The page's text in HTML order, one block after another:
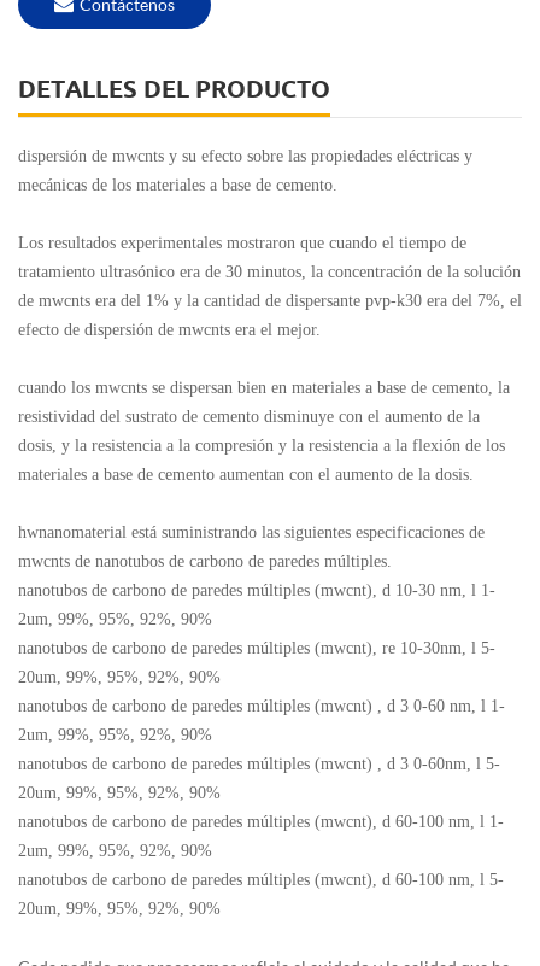
Contáctenos
DETALLES DEL PRODUCTO
dispersión de mwcnts y su efecto sobre las propiedades eléctricas y
mecánicas de los materiales a base de cemento.
Los resultados experimentales mostraron que cuando el tiempo de
tratamiento ultrasónico era de 30 minutos, la concentración de la solución
de mwcnts era del 1% y la cantidad de dispersante pvp-k30 era del 7%, el
efecto de dispersión de mwcnts era el mejor.
cuando los mwcnts se dispersan bien en materiales a base de cemento, la
resistividad del sustrato de cemento disminuye con el aumento de la
dosis, y la resistencia a la compresión y la resistencia a la flexión de los
materiales a base de cemento aumentan con el aumento de la dosis.
hwnanomaterial está suministrando las siguientes especificaciones de
mwcnts de nanotubos de carbono de paredes múltiples.
nanotubos de carbono de paredes múltiples (mwcnt), d 10-30 nm, l 1-
2um, 99%, 95%, 92%, 90%
nanotubos de carbono de paredes múltiples (mwcnt), re 10-30nm, l 5-
20um, 99%, 95%, 92%, 90%
nanotubos de carbono de paredes múltiples (mwcnt) , d 3 0-60 nm, l 1-
2um, 99%, 95%, 92%, 90%
nanotubos de carbono de paredes múltiples (mwcnt) , d 3 0-60nm, l 5-
20um, 99%, 95%, 92%, 90%
nanotubos de carbono de paredes múltiples (mwcnt), d 60-100 nm, l 1-
2um, 99%, 95%, 92%, 90%
nanotubos de carbono de paredes múltiples (mwcnt), d 60-100 nm, l 5-
20um, 99%, 95%, 92%, 90%